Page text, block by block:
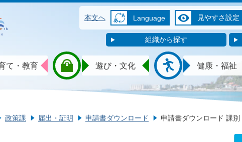
本文へ Language 見やすさ設定
組織から探す
て・教育 遊び・文化 健康・福祉
政策課 届出・証明 申請書ダウンロード 申請書ダウンロード 課別